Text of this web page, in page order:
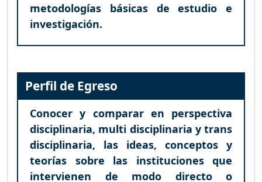
metodologías básicas de estudio e
investigación.
Perfil de Egreso
Conocer y comparar en perspectiva
disciplinaria, multi disciplinaria y trans
disciplinaria, las ideas, conceptos y
teorías sobre las instituciones que
intervienen de modo directo o